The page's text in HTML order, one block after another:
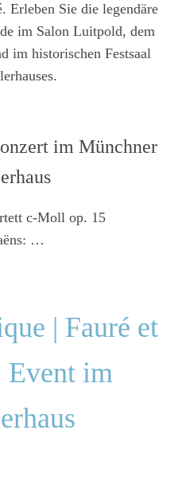
Erleben Sie die legendäre
im Salon Luitpold, dem
im historischen Festsaal
im Münchner
c-Moll op. 15
…
| Fauré et
Event im